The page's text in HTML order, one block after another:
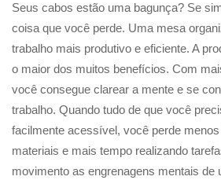
Seus cabos estão uma bagunça? Se
coisa que você perde. Uma mesa
trabalho mais produtivo e eficiente. A
o maior dos muitos benefícios. Com
você consegue clarear a mente e se
trabalho. Quando tudo de que você
facilmente acessível, você perde
materiais e mais tempo realizando
movimento as engrenagens mentais de